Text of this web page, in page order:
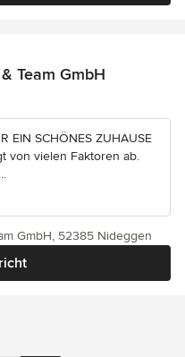
Team GmbH
5 Sternen
EIN SCHÖNES ZUHAUSE
von vielen Faktoren ab.
GmbH, 52385 Nideggen